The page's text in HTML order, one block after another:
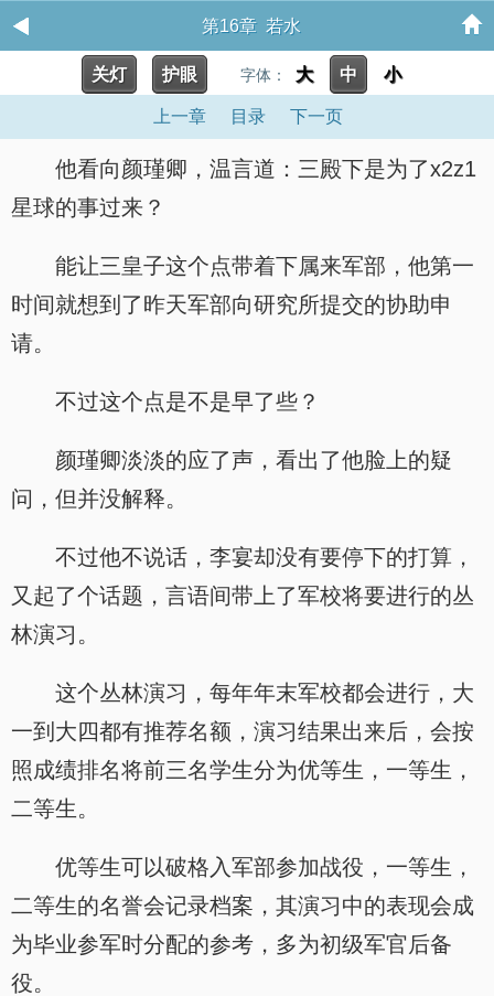
第16章 若水
关灯 护眼 字体： 大 中 小
上一章 目录 下一页
他看向颜瑾卿，温言道：三殿下是为了x2z1
星球的事过来？
能让三皇子这个点带着下属来军部，他第一
时间就想到了昨天军部向研究所提交的协助申
请。
不过这个点是不是早了些？
颜瑾卿淡淡的应了声，看出了他脸上的疑
问，但并没解释。
不过他不说话，李宴却没有要停下的打算，
又起了个话题，言语间带上了军校将要进行的丛
林演习。
这个丛林演习，每年年末军校都会进行，大
一到大四都有推荐名额，演习结果出来后，会按
照成绩排名将前三名学生分为优等生，一等生，
二等生。
优等生可以破格入军部参加战役，一等生，
二等生的名誉会记录档案，其演习中的表现会成
为毕业参军时分配的参考，多为初级军官后备
役。